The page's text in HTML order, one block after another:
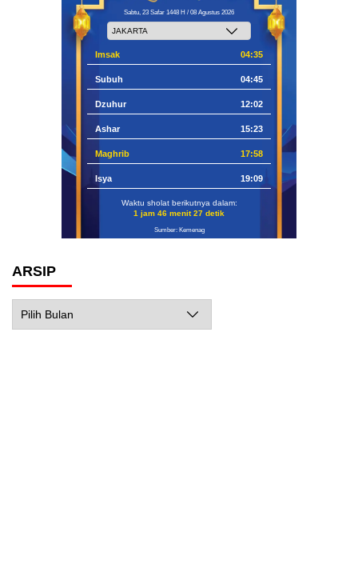
Sabtu, 23 Safar 1448 H / 08 Agustus 2026
Imsak 04:35
Subuh 04:45
Dzuhur 12:02
Ashar 15:23
Maghrib 17:58
Isya 19:09
Waktu sholat berikutnya dalam:
1 jam 46 menit 26 detik
Sumber: Kemenag
ARSIP